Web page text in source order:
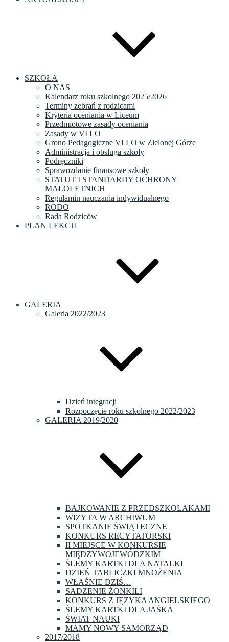
SZKOŁA
O NAS
Kalendarz roku szkolnego 2025/2026
Terminy zebrań z rodzicami
Kryteria oceniania w Liceum
Przedmiotowe zasady oceniania
Zasady w VI LO
Grono Pedagogiczne VI LO w Zielonej Górze
Administracja i obsługa szkoły
Podręczniki
Sprawozdanie finansowe szkoły
STATUT I STANDARDY OCHRONY
MAŁOLETNICH
Regulamin nauczania indywidualnego
RODO
Rada Rodziców
PLAN LEKCJI
GALERIA
Galeria 2022/2023
Dzień integracji
Rozpoczęcie roku szkolnego 2022/2023
GALERIA 2019/2020
BAJKOWANIE Z PRZEDSZKOLAKAMI
WIZYTA W ARCHIWUM
SPOTKANIE ŚWIĄTECZNE
KONKURS RECYTATORSKI
II MIEJSCE W KONKURSIE
MIĘDZYWOJEWÓDZKIM
ŚLEMY KARTKI DLA NATALKI
DZIEŃ TABLICZKI MNOŻENIA
WŁAŚNIE DZIŚ…
SADZENIE ŻONKILI
KONKURS Z JĘZYKA ANGIELSKIEGO
ŚLEMY KARTKI DLA JAŚKA
ŚWIAT NAUKI
MAMY NOWY SAMORZĄD
2017/2018